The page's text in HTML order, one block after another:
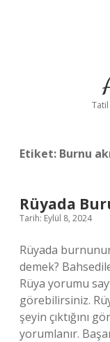
Etiket: Burnu
Rüyada
Tarih: Eylül 8, 2024
Rüyada
demek?
Rüya yorumu
görebilirsiniz.
şeyin çıktığını
yorumlanır.